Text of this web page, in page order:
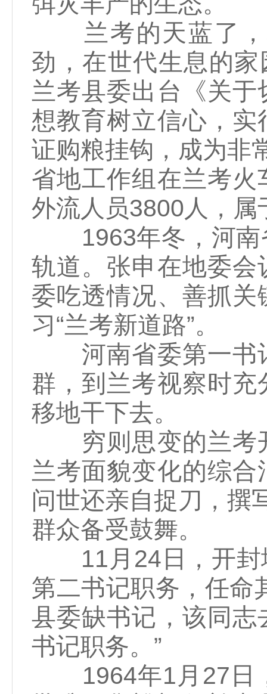
兰考的天蓝了，
劲，在世代生息的
兰考县委出台《关
想教育树立信心，
证购粮挂钩，成为非
省地工作组在兰考
外流人员3800人，
1963年冬，河南
轨道。张申在地委
委吃透情况、善抓
习“兰考新道路”。
河南省委第一书
群，到兰考视察时
移地干下去。
穷则思变的兰考
兰考面貌变化的综
问世还亲自捉刀，撰
群众备受鼓舞。
11月24日，开封
第二书记职务，任命
县委缺书记，该同
书记职务。”
1964年1月27日，